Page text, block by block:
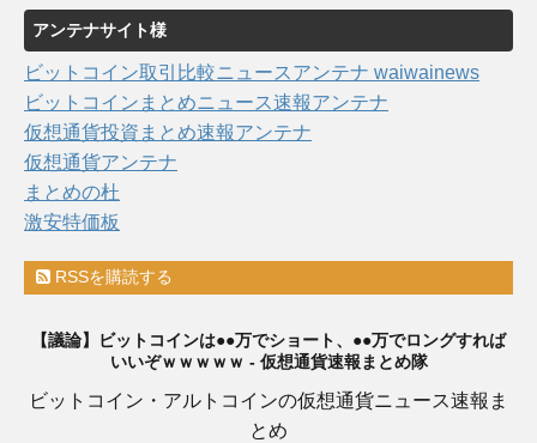
アンテナサイト様
ビットコイン取引比較ニュースアンテナ waiwainews
ビットコインまとめニュース速報アンテナ
仮想通貨投資まとめ速報アンテナ
仮想通貨アンテナ
まとめの杜
激安特価板
RSSを購読する
【議論】ビットコインは●●万でショート、●●万でロングすれば
いいぞｗｗｗｗｗ - 仮想通貨速報まとめ隊
ビットコイン・アルトコインの仮想通貨ニュース速報ま
とめ